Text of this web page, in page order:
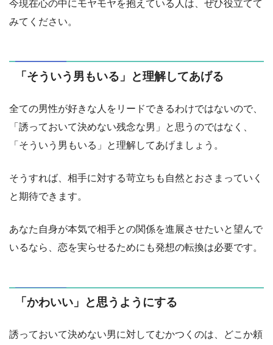
今現在心の中にモヤモヤを抱えている人は、ぜひ役立てて
みてください。
「そういう男もいる」と理解してあげる
全ての男性が好きな人をリードできるわけではないので、
「誘っておいて決めない残念な男」と思うのではなく、
「そういう男もいる」と理解してあげましょう。
そうすれば、相手に対する苛立ちも自然とおさまっていく
と期待できます。
あなた自身が本気で相手との関係を進展させたいと望んで
いるなら、恋を実らせるためにも発想の転換は必要です。
「かわいい」と思うようにする
誘っておいて決めない男に対してむかつくのは、どこか頼